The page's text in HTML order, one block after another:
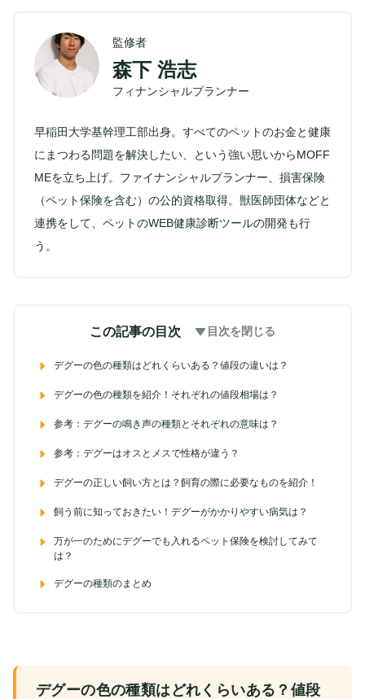
監修者
森下 浩志
フィナンシャルプランナー
早稲田大学基幹理工部出身。すべてのペットのお金と健康
にまつわる問題を解決したい、という強い思いからMOFF
MEを立ち上げ。ファイナンシャルプランナー、損害保険
（ペット保険を含む）の公的資格取得。獣医師団体などと
連携をして、ペットのWEB健康診断ツールの開発も行
う。
この記事の目次 目次を閉じる
デグーの色の種類はどれくらいある？値段の違いは？
デグーの色の種類を紹介！それぞれの値段相場は？
参考：デグーの鳴き声の種類とそれぞれの意味は？
参考：デグーはオスとメスで性格が違う？
デグーの正しい飼い方とは？飼育の際に必要なものを紹介！
飼う前に知っておきたい！デグーがかかりやすい病気は？
万が一のためにデグーでも入れるペット保険を検討してみて
は？
デグーの種類のまとめ
デグーの色の種類はどれくらいある？値段